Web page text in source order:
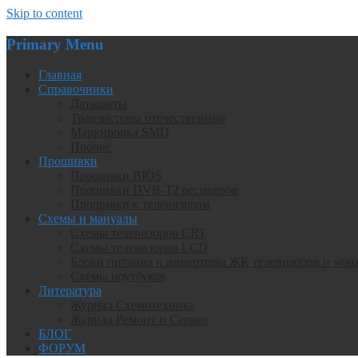
Skip to content
Primary Menu
Главная
Справочники
Прошивки
Схемы и мануалы
Литература
БЛОГ
ФОРУМ